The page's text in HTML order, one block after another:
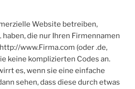
Website betreiben,
haben, die nur Ihren Firmennamen
www.Firma.com (oder .de,
keine komplizierten Codes an.
es, wenn sie eine einfache
sehen, dass diese durch etwas